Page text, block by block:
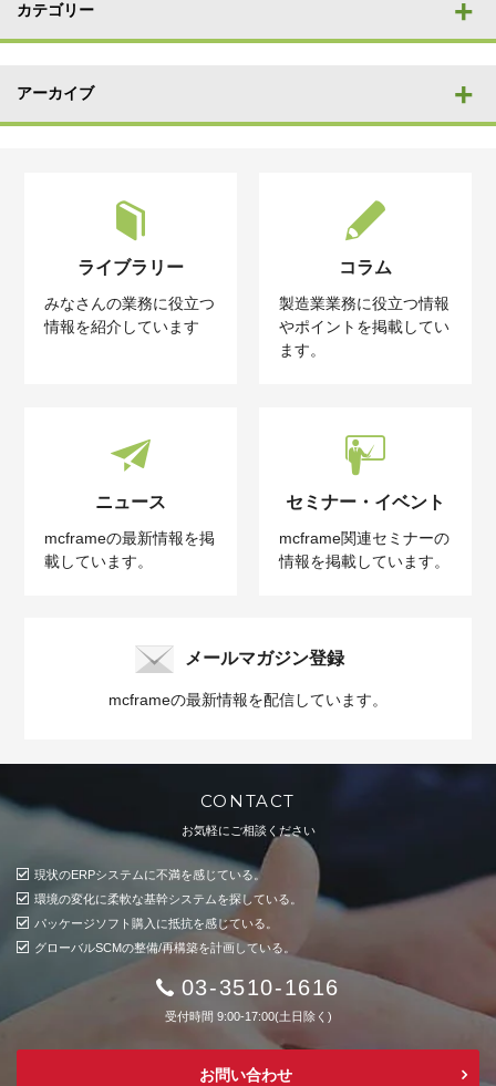
カテゴリー
アーカイブ
ライブラリー
みなさんの業務に役立つ
情報を紹介しています
コラム
製造業業務に役立つ情報
やポイントを掲載してい
ます。
ニュース
mcframeの最新情報を掲
載しています。
セミナー・イベント
mcframe関連セミナーの
情報を掲載しています。
メールマガジン登録
mcframeの最新情報を配信しています。
CONTACT
お気軽にご相談ください
現状のERPシステムに不満を感じている。
環境の変化に柔軟な基幹システムを探している。
パッケージソフト購入に抵抗を感じている。
グローバルSCMの整備/再構築を計画している。
03-3510-1616
受付時間 9:00-17:00(土日除く)
お問い合わせ